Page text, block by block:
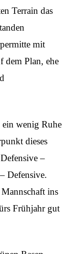
Terrain das
mit
dem Plan, ehe
wenig Ruhe
dieses
–
Defensive.
ins
Frühjahr gut